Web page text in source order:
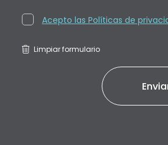
Acepto las Políticas de
Limpiar formulario